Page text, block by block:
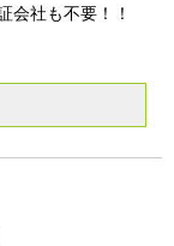
会社も不要！！